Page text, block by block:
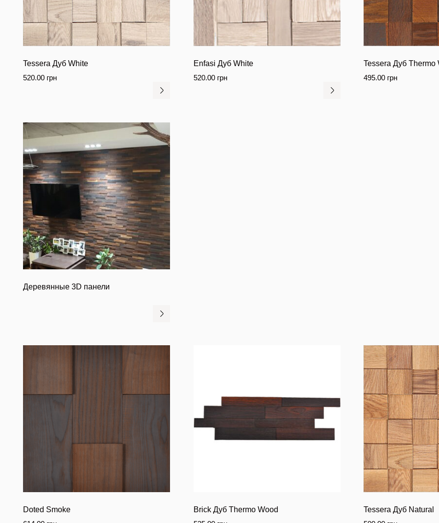
Tessera Дуб White
520.00 грн
Enfasi Дуб White
520.00 грн
Tessera Дуб Thermo
495.00 грн
Деревянные 3D панели
Doted Smoke
Brick Дуб Thermo Wood
Tessera Дуб Natural